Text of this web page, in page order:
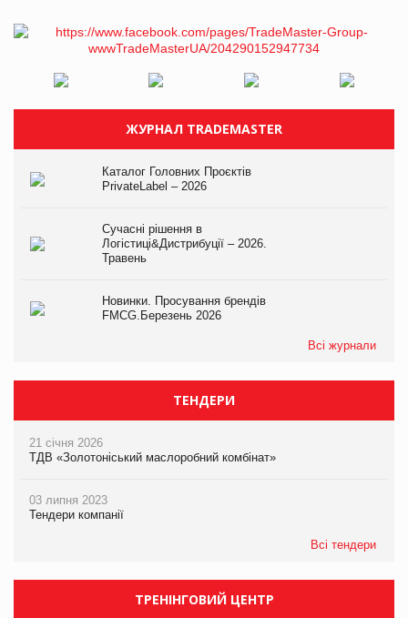
ЖУРНАЛ TRADEMASTER
Каталог Головних Проєктів
PrivateLabel – 2026
Сучасні рішення в
Логістиці&Дистрибуції – 2026.
Травень
Новинки. Просування брендів
FMCG.Березень 2026
Всі журнали
ТЕНДЕРИ
21 січня 2026
ТДВ «Золотоніський маслоробний комбінат»
03 липня 2023
Тендери компанії
Всі тендери
ТРЕНІНГОВИЙ ЦЕНТР